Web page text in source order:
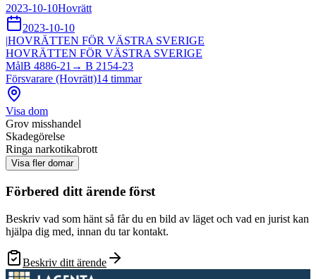
2023-10-10Hovrätt
2023-10-10
|HOVRÄTTEN FÖR VÄSTRA SVERIGE
HOVRÄTTEN FÖR VÄSTRA SVERIGE
MålB 4886-21 → B 2154-23
Försvarare (Hovrätt)14 timmar
Visa dom
Grov misshandel
Skadegörelse
Ringa narkotikabrott
Visa fler domar
Förbered ditt ärende först
Beskriv vad som hänt så får du en bild av läget och vad en jurist kan
hjälpa dig med, innan du tar kontakt.
Beskriv ditt ärende